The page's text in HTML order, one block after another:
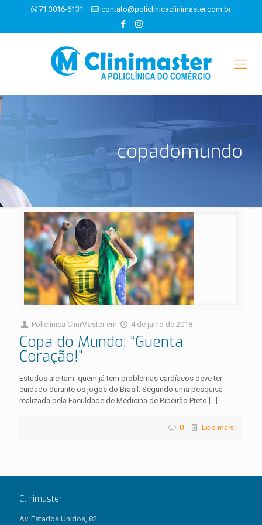
71 3016-6131 contato@policlinicaclinimaster.com.br
copadomundo
Policlínica CliniMaster em 4 de julho de 2018
Copa do Mundo: “Guenta
Coração!”
Estudos alertam: quem já tem problemas cardíacos deve ter
cuidado durante os jogos do Brasil. Segundo uma pesquisa
realizada pela Faculdade de Medicina de Ribeirão Preto […]
0 Leia mais
Clinimaster
Av. Estados Unidos, 82